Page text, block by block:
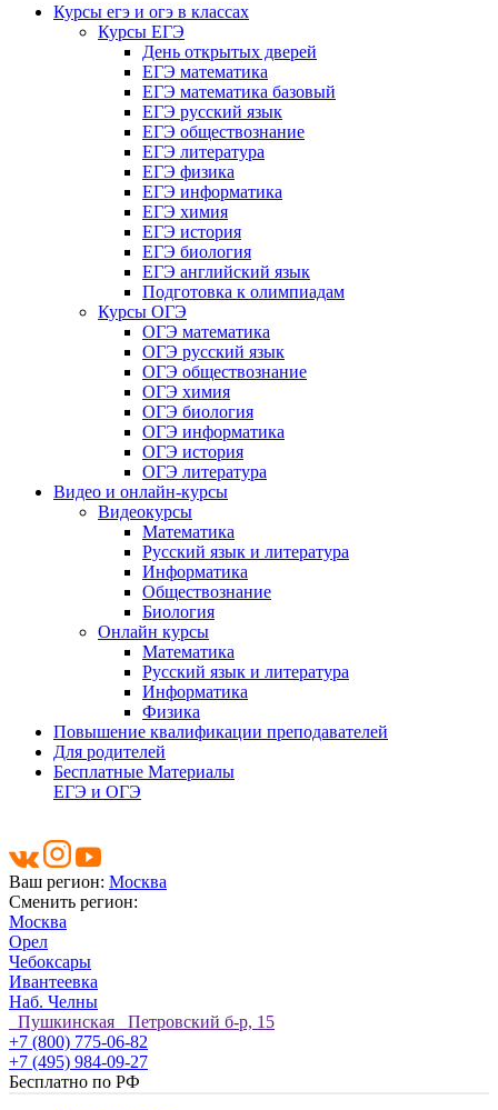
Курсы егэ и огэ в классах
Курсы ЕГЭ
День открытых дверей
ЕГЭ математика
ЕГЭ математика базовый
ЕГЭ русский язык
ЕГЭ обществознание
ЕГЭ литература
ЕГЭ физика
ЕГЭ информатика
ЕГЭ химия
ЕГЭ история
ЕГЭ биология
ЕГЭ английский язык
Подготовка к олимпиадам
Курсы ОГЭ
ОГЭ математика
ОГЭ русский язык
ОГЭ обществознание
ОГЭ химия
ОГЭ биология
ОГЭ информатика
ОГЭ история
ОГЭ литература
Видео и онлайн-курсы
Видеокурсы
Математика
Русский язык и литература
Информатика
Обществознание
Биология
Онлайн курсы
Математика
Русский язык и литература
Информатика
Физика
Повышение квалификации преподавателей
Для родителей
Бесплатные Материалы
ЕГЭ и ОГЭ
Ваш регион: Москва
Сменить регион:
Москва
Орел
Чебоксары
Ивантеевка
Наб. Челны
Пушкинская Петровский б-р, 15
+7 (800) 775-06-82
+7 (495) 984-09-27
Бесплатно по РФ